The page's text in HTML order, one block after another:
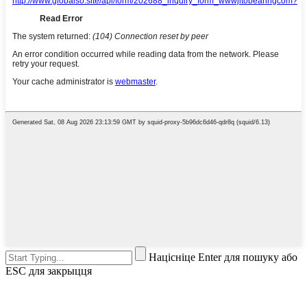
Націсніце Enter для пошуку або
ESC для закрыцця